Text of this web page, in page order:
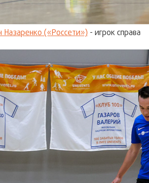
Назаренко («Россети») - игрок справа